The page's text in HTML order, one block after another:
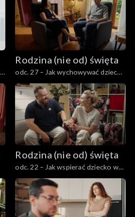
Rodzina (nie od) święta
odc. 27 – Jak wychowywać dziecko
w kulturze pełnej seksualizacji i
wulgarności?
Rodzina (nie od) święta
odc. 22 – Jak wspierać dziecko w
podejmowaniu decyzji?